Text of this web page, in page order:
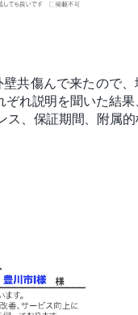
共傷んで来たので、
ぞれ説明を聞いた結果
ス、保証期間、附属的